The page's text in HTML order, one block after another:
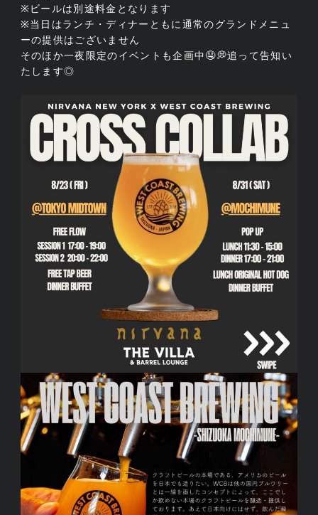
※ビールは別途料金となります
※当日はランチ・ディナーともに通常のグランドメニュ
ーの提供はございません
そのほか一夜限定のイベントも企画中🤤💭追って告知い
たします◎